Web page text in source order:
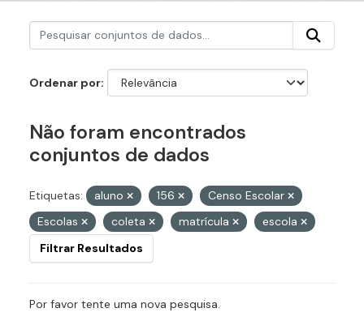
Ordenar por
Não foram encontrados
conjuntos de dados
Etiquetas: aluno 156
Censo Escolar
Escolas
coleta matrícula
escola
Filtrar Resultados
Por favor tente uma nova pesquisa.